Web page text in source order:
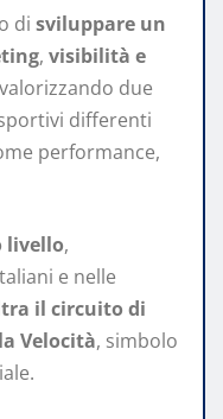
di sviluppare un
, visibilità e
due
differenti
performance,
livello,
e nelle
il circuito di
Velocità, simbolo